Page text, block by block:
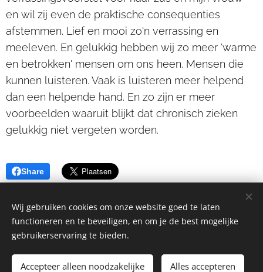
en wil zij even de praktische consequenties
afstemmen. Lief en mooi zo'n verrassing en
meeleven. En gelukkig hebben wij zo meer 'warme
en betrokken' mensen om ons heen. Mensen die
kunnen luisteren. Vaak is luisteren meer helpend
dan een helpende hand. En zo zijn er meer
voorbeelden waaruit blijkt dat chronisch zieken
gelukkig niet vergeten worden.
Share
Wij gebruiken cookies om onze website goed te laten
functioneren en te beveiligen, en om je de best mogelijke
gebruikerservaring te bieden.
Accepteer alleen noodzakelijke Alles accepteren